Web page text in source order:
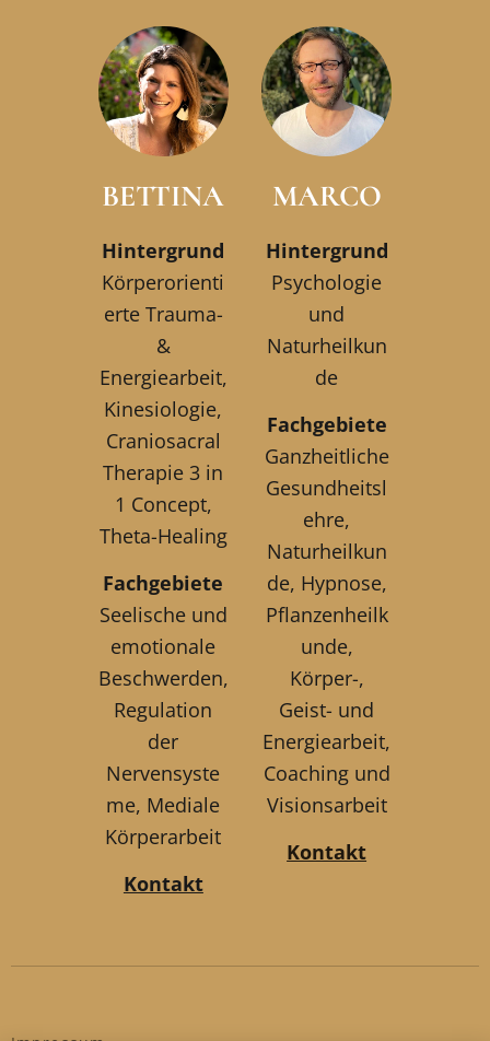
BETTINA
Hintergrund
Körperorienti
erte Trauma-
&
Energiearbeit,
Kinesiologie,
Craniosacral
Therapie 3 in
1 Concept,
Theta-Healing
Fachgebiete
Seelische und
emotionale
Beschwerden,
Regulation
der
Nervensyste
me, Mediale
Körperarbeit
Kontakt
MARCO
Hintergrund
Psychologie
und
Naturheilkun
de
Fachgebiete
Ganzheitliche
Gesundheitsl
ehre,
Naturheilkun
de, Hypnose,
Pflanzenheilk
unde,
Körper-,
Geist- und
Energiearbeit,
Coaching und
Visionsarbeit
Kontakt